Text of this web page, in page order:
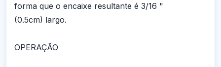
forma que o encaixe resultante é 3/16 "
(0.5cm) largo.
OPERAÇÃO